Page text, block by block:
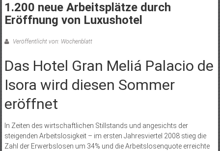
1.200 neue Arbeitsplätze durch
Eröffnung von Luxushotel
Veröffentlicht von: Wochenblatt
Das Hotel Gran Meliá Palacio de
Isora wird diesen Sommer
eröffnet
In Zeiten des wirtschaftlichen Stillstands und angesichts der
steigenden Arbeitslosigkeit – im ersten Jahresviertel 2008 stieg die
Zahl der Erwerbslosen um 34% und die Arbeitslosenquote erreichte